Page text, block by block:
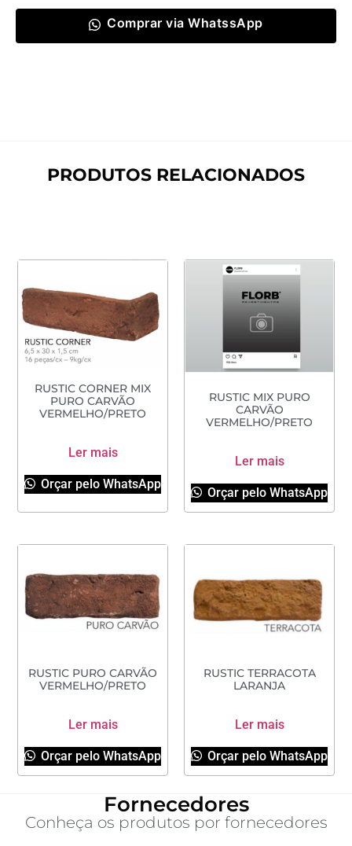
Comprar via WhatssApp
PRODUTOS RELACIONADOS
RUSTIC CORNER MIX
PURO CARVÃO
VERMELHO/PRETO
Ler mais
Orçar pelo WhatsApp
RUSTIC MIX PURO
CARVÃO
VERMELHO/PRETO
Ler mais
Orçar pelo WhatsApp
RUSTIC PURO CARVÃO
VERMELHO/PRETO
Ler mais
Orçar pelo WhatsApp
RUSTIC TERRACOTA
LARANJA
Ler mais
Orçar pelo WhatsApp
Fornecedores
Conheça os produtos por fornecedores